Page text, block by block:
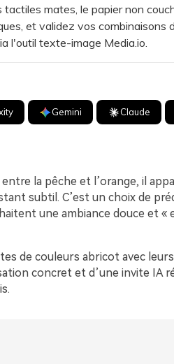
mates, le papier non
et validez vos combinaisons
l'outil texte-image Media.io.
Gemini Claude
la pêche et l’orange, il
subtil. C’est un choix de
une ambiance douce et «
de couleurs abricot avec
concret et d’une invite IA